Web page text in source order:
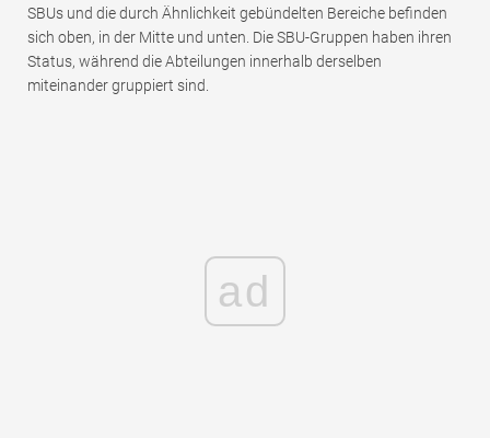
SBUs und die durch Ähnlichkeit gebündelten Bereiche befinden
sich oben, in der Mitte und unten. Die SBU-Gruppen haben ihren
Status, während die Abteilungen innerhalb derselben
miteinander gruppiert sind.
ad